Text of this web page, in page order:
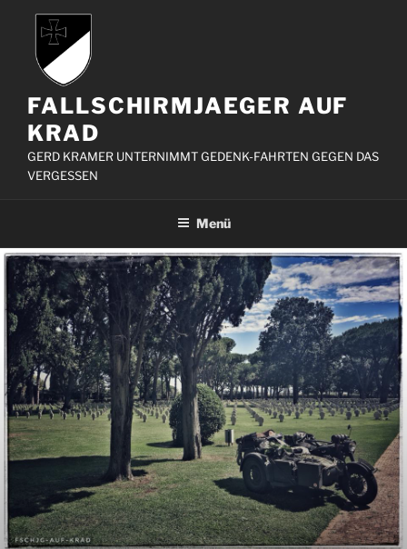
springen
FALLSCHIRMJAEGER AUF
KRAD
GERD KRAMER UNTERNIMMT GEDENK-FAHRTEN GEGEN DAS
VERGESSEN
Menü